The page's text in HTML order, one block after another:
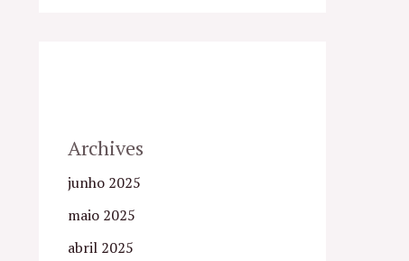
Archives
junho 2025
maio 2025
abril 2025